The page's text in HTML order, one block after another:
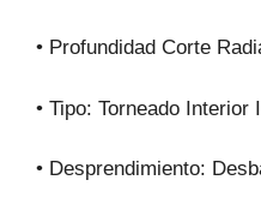
• Profundidad Corte
• Tipo: Torneado Interior
• Desprendimiento: